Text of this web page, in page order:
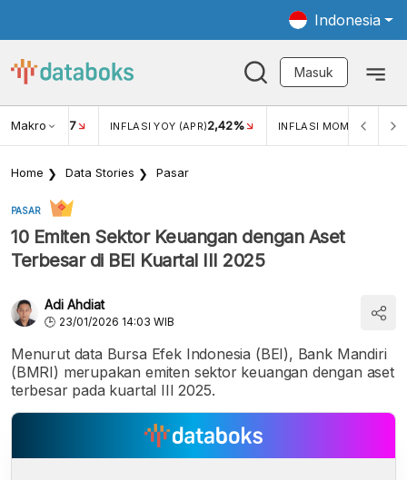
Indonesia
Masuk
Makro
USD/IDR 17 INFLASI YOY (APR)2,42% INFLASI MOM (MAR)
Home Data Stories Pasar
PASAR
10 Emiten Sektor Keuangan dengan Aset
Terbesar di BEI Kuartal III 2025
Adi Ahdiat
23/01/2026 14:03 WIB
Menurut data Bursa Efek Indonesia (BEI), Bank Mandiri
(BMRI) merupakan emiten sektor keuangan dengan aset
terbesar pada kuartal III 2025.